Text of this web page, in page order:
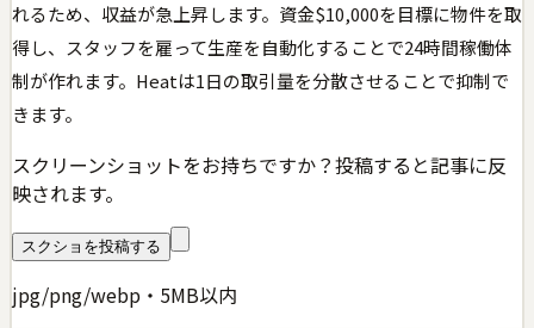
れるため、収益が急上昇します。資金$10,000を目標に物件を取
得し、スタッフを雇って生産を自動化することで24時間稼働体
制が作れます。Heatは1日の取引量を分散させることで抑制で
きます。
スクリーンショットをお持ちですか？投稿すると記事に反
映されます。
スクショを投稿する
jpg/png/webp・5MB以内